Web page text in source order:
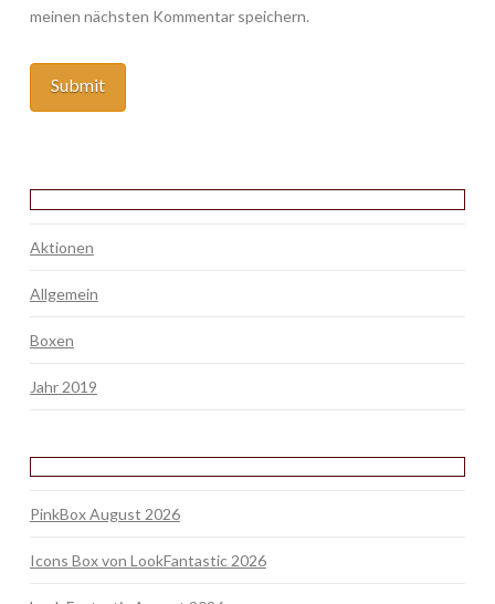
meinen nächsten Kommentar speichern.
Aktionen
Allgemein
Boxen
Jahr 2019
PinkBox August 2026
Icons Box von LookFantastic 2026